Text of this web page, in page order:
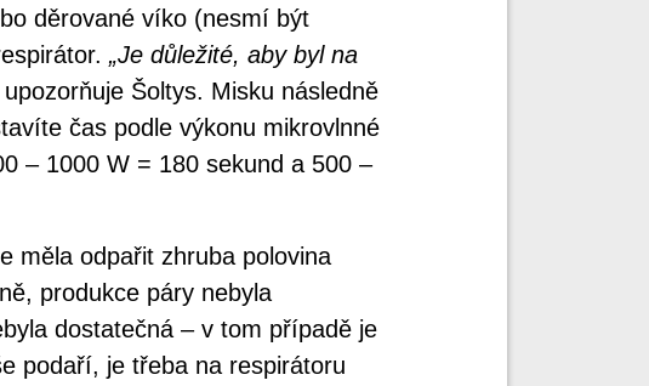
děrované víko (nesmí být
„Je důležité, aby byl na
Šoltys. Misku následně
čas podle výkonu mikrovlnné
– 1000 W = 180 sekund a 500 –
měla odpařit zhruba polovina
produkce páry nebyla
dostatečná – v tom případě je
podaří, je třeba na respirátoru